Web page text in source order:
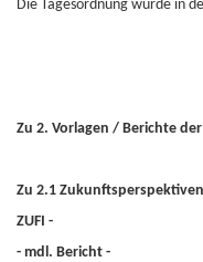
Die Tagesordnung wurde in
Zu 2. Vorlagen / Berichte
Zu 2.1
ZUFI -
- mdl. Bericht -